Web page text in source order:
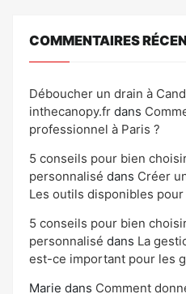
COMMENTAIRES
Déboucher un drain à
inthecanopy.fr dans
professionnel à Paris ?
5 conseils pour bien
personnalisé dans Créer
Les outils disponibles
5 conseils pour bien
personnalisé dans La
est-ce important pour les
Marie dans Comment